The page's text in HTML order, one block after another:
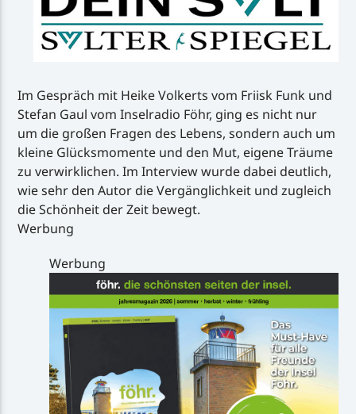
Im Gespräch mit Heike Volkerts vom Friisk Funk und
Stefan Gaul vom Inselradio Föhr, ging es nicht nur
um die großen Fragen des Lebens, sondern auch um
kleine Glücksmomente und den Mut, eigene Träume
zu verwirklichen. Im Interview wurde dabei deutlich,
wie sehr den Autor die Vergänglichkeit und zugleich
die Schönheit der Zeit bewegt.
Werbung
Werbung